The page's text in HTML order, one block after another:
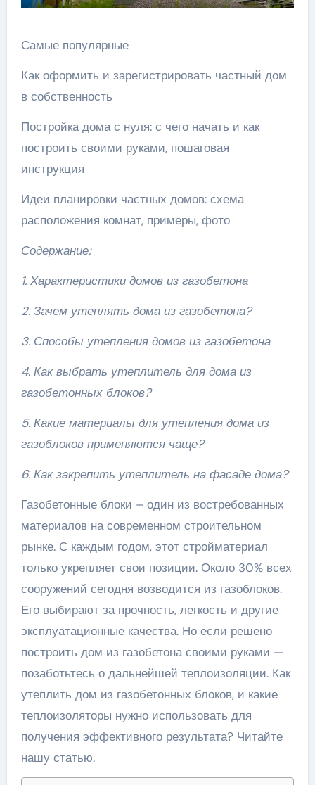
Самые популярные
Как оформить и зарегистрировать частный дом
в собственность
Постройка дома с нуля: с чего начать и как
построить своими руками, пошаговая
инструкция
Идеи планировки частных домов: схема
расположения комнат, примеры, фото
Содержание:
1. Характеристики домов из газобетона
2. Зачем утеплять дома из газобетона?
3. Способы утепления домов из газобетона
4. Как выбрать утеплитель для дома из
газобетонных блоков?
5. Какие материалы для утепления дома из
газоблоков применяются чаще?
6. Как закрепить утеплитель на фасаде дома?
Газобетонные блоки – один из востребованных
материалов на современном строительном
рынке. С каждым годом, этот стройматериал
только укрепляет свои позиции. Около 30% всех
сооружений сегодня возводится из газоблоков.
Его выбирают за прочность, легкость и другие
эксплуатационные качества. Но если решено
построить дом из газобетона своими руками —
позаботьтесь о дальнейшей теплоизоляции. Как
утеплить дом из газобетонных блоков, и какие
теплоизоляторы нужно использовать для
получения эффективного результата? Читайте
нашу статью.